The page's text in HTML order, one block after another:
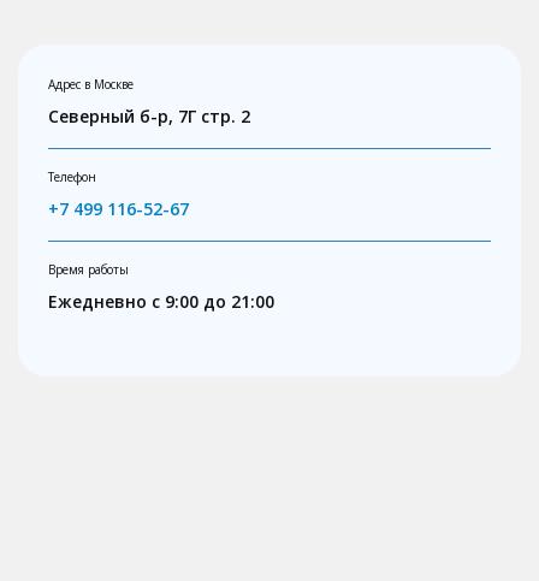
Адрес в Москве
Северный б-р, 7Г стр. 2
Телефон
+7 499 116-52-67
Время работы
Ежедневно с 9:00 до 21:00